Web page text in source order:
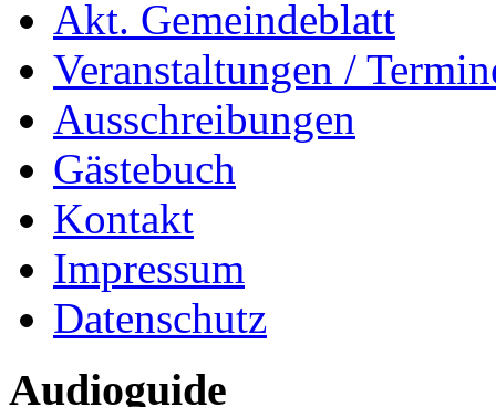
Akt. Gemeindeblatt
Veranstaltungen /
Ausschreibungen
Gästebuch
Kontakt
Impressum
Datenschutz
Audioguide